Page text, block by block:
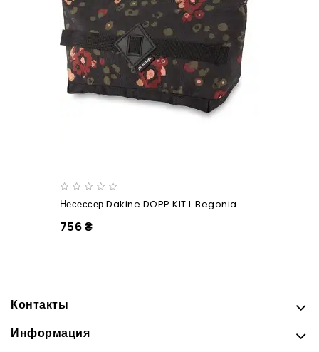
Несессер Dakine DOPP KIT L Begonia
756 ₴
Контакты
Информация